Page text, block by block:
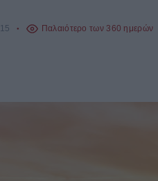
Παλαιότερο των 360 ημερών